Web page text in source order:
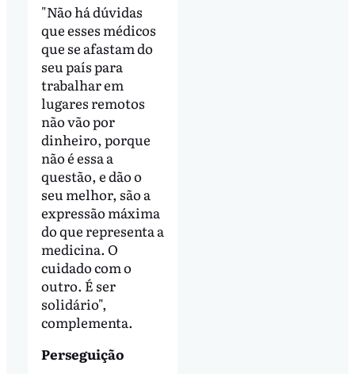
"Não há dúvidas
que esses médicos
que se afastam do
seu país para
trabalhar em
lugares remotos
não vão por
dinheiro, porque
não é essa a
questão, e dão o
seu melhor, são a
expressão máxima
do que representa a
medicina. O
cuidado com o
outro. É ser
solidário",
complementa.
Perseguição